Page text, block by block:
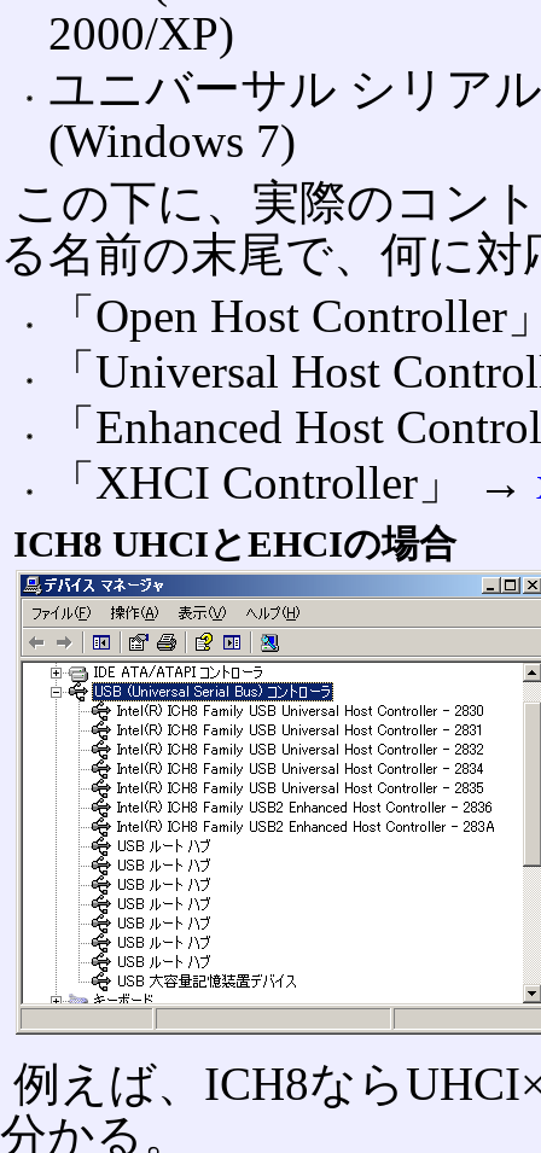
2000/XP)
ユニバーサル シリア
(Windows 7)
この下に、実際のコン
る名前の末尾で、何に
「Open Host
「Universal Host
「Enhanced Host
「XHCI Controller」 →
ICH8 UHCIとEHCIの場合
例えば、ICH8なら
分かる。